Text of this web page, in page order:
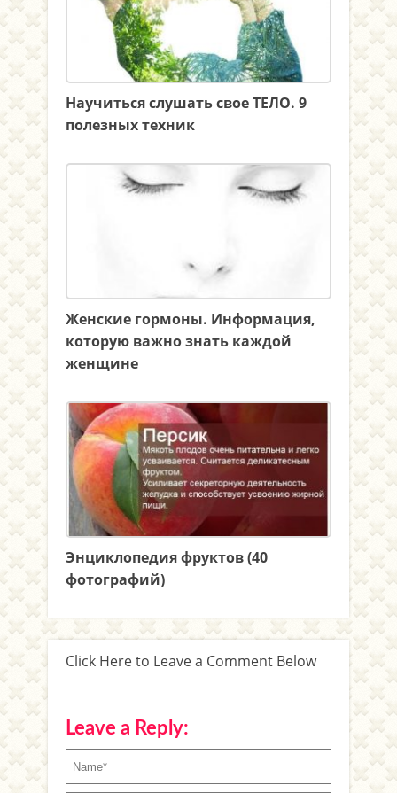
Научиться слушать свое ТЕЛО. 9
полезных техник
Женские гормоны. Информация,
которую важно знать каждой
женщине
Энциклопедия фруктов (40
фотографий)
Click Here to Leave a Comment Below
Leave a Reply: